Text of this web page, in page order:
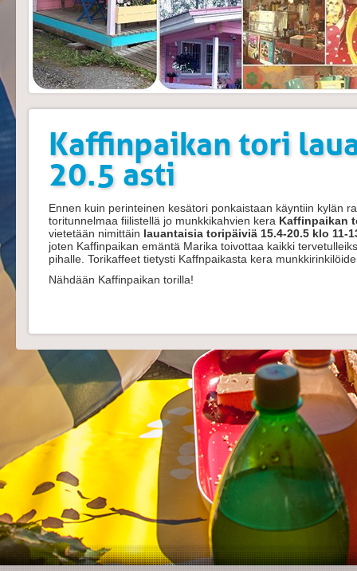
Kaffinpaikan tori
20.5 asti
Ennen kuin perinteinen kesätori ponkaistaan käyntiin kylän
toritunnelmaa fiilistellä jo munkkikahvien kera Kaffinpaikan
vietetään nimittäin lauantaisia toripäiviä 15.4-20.5 klo 11-
joten Kaffinpaikan emäntä Marika toivottaa kaikki
pihalle. Torikaffeet tietysti Kaffnpaikasta kera
Nähdään Kaffinpaikan torilla!